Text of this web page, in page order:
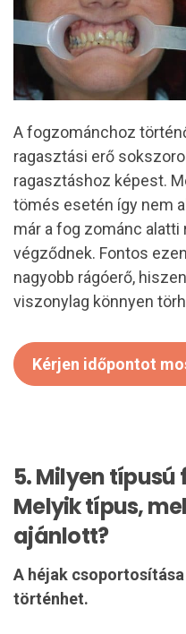
A fogzománchoz
ragasztási erő
ragasztáshoz képest.
tömés esetén így nem
már a fog zománc alatti
végződnek. Fontos
nagyobb rágóerő,
viszonylag könnyen
Kérjen időpontot
5. Milyen típusú
Melyik típus,
ajánlott?
A héjak
történhet.